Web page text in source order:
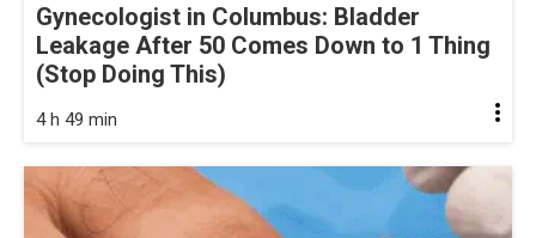
Gynecologist in Columbus: Bladder
Leakage After 50 Comes Down to 1 Thing
(Stop Doing This)
4 h 49 min